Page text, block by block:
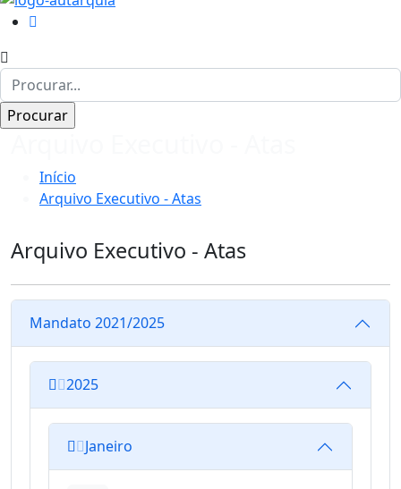
Início
Arquivo Executivo - Atas
Arquivo Executivo - Atas
Mandato 2021/2025
2025
Janeiro